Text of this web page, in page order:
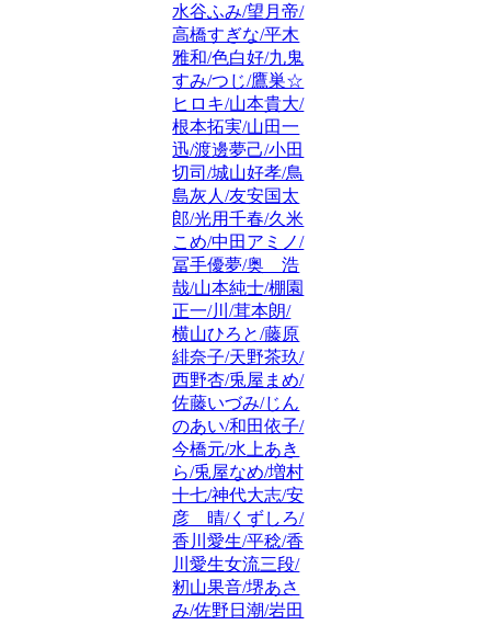
水谷ふみ/望月帝/
高橋すぎな/平木
雅和/色白好/九鬼
すみ/つじ/鷹巣☆
ヒロキ/山本貴大/
根本拓実/山田一
迅/渡邊夢己/小田
切司/城山好孝/鳥
島灰人/友安国太
郎/光用千春/久米
こめ/中田アミノ/
冨手優夢/奥 浩
哉/山本純士/棚園
正一/川/茸本朗/
横山ひろと/藤原
緋奈子/天野茶玖/
西野杏/兎屋まめ/
佐藤いづみ/じん
のあい/和田依子/
今橋元/水上あき
ら/兎屋なめ/増村
十七/神代大志/安
彦 晴/くずしろ/
香川愛生/平稔/香
川愛生女流三段/
籾山果音/堺あさ
み/佐野日潮/岩田